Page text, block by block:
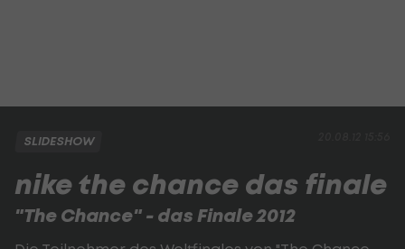
SLIDESHOW
nike the chance das finale
"The Chance" - das Finale 2012